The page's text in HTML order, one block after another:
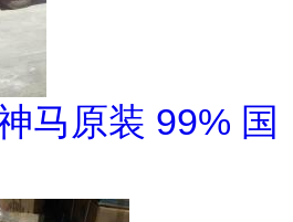
马原装 99% 国